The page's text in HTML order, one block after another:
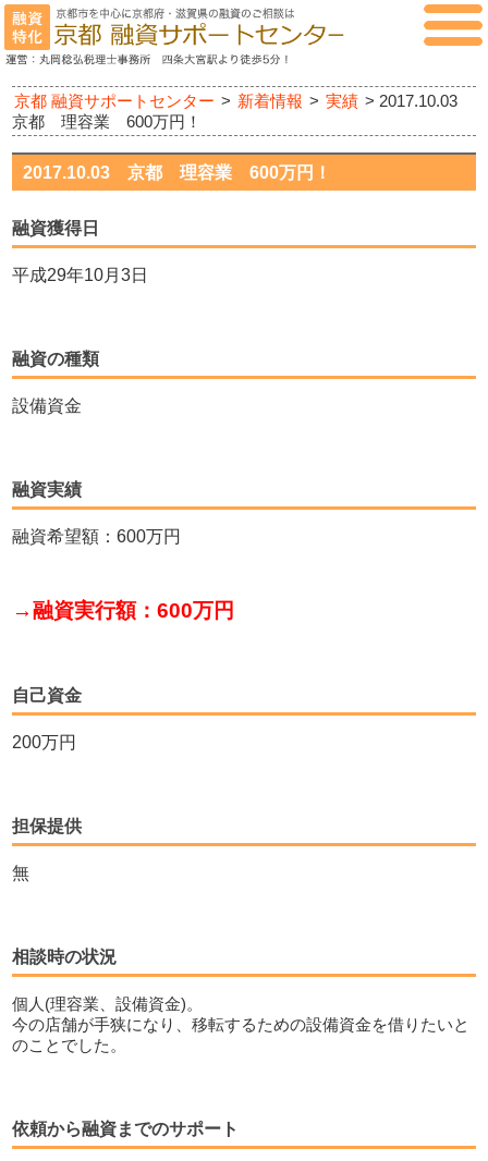
京都 融資サポートセンター > 新着情報 > 実績 > 2017.10.03
京都 理容業 600万円！
2017.10.03 京都 理容業 600万円！
融資獲得日
平成29年10月3日
融資の種類
設備資金
融資実績
融資希望額：600万円
→融資実行額：600万円
自己資金
200万円
担保提供
無
相談時の状況
個人(理容業、設備資金)。
今の店舗が手狭になり、移転するための設備資金を借りたいと
のことでした。
依頼から融資までのサポート